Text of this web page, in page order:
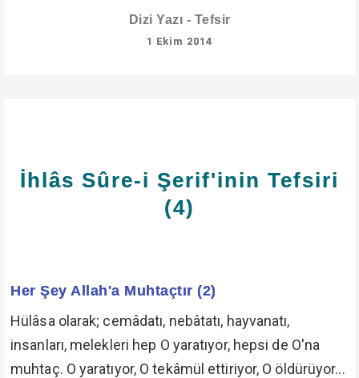
Dizi Yazı - Tefsir
1 Ekim 2014
İhlâs Sûre-i Şerif'inin Tefsiri
(4)
Her Şey Allah'a Muhtaçtır (2)
Hülâsa olarak; cemâdatı, nebâtatı, hayvanatı,
insanları, melekleri hep O yaratıyor, hepsi de O'na
muhtaç. O yaratıyor, O tekâmül ettiriyor, O öldürüyor...